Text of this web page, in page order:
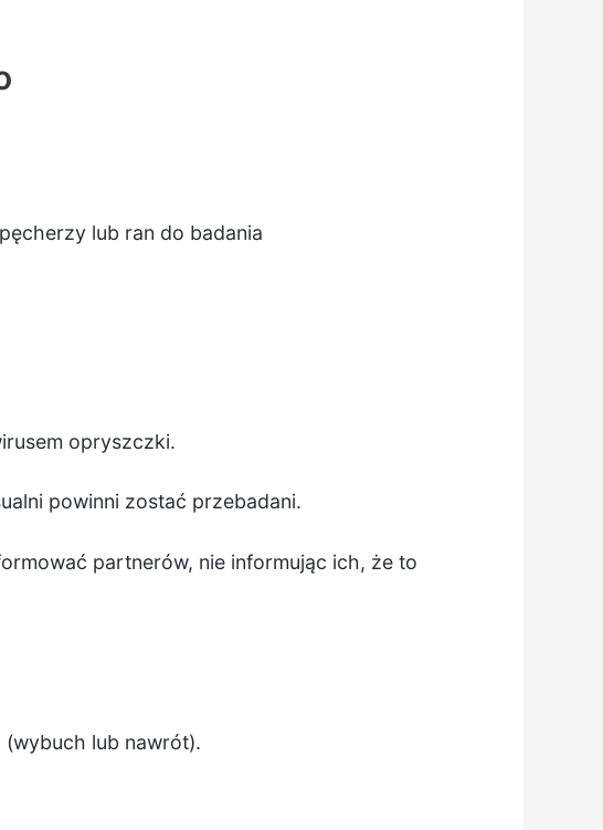
lub ran do badania
opryszczki.
powinni zostać przebadani.
partnerów, nie informując ich, że to
(wybuch lub nawrót).